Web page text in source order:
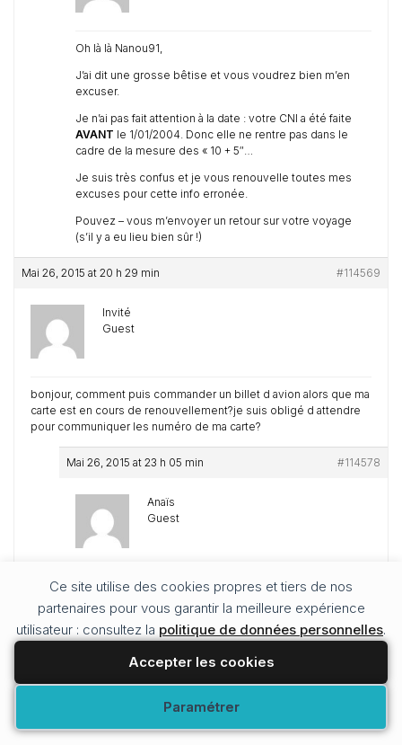
Ce site utilise des cookies propres et tiers de nos
partenaires pour vous garantir la meilleure expérience
utilisateur : consultez la politique de données personnelles.
Accepter les cookies
Paramétrer
Modifier vos préférences
Oh là là Nanou91,
J’ai dit une grosse bêtise et vous voudrez bien m’en
excuser.
Je n’ai pas fait attention à la date : votre CNI a été faite
AVANT le 1/01/2004. Donc elle ne rentre pas dans le
cadre de la mesure des « 10 + 5″…
Je suis très confus et je vous renouvelle toutes mes
excuses pour cette info erronée.
Pouvez – vous m’envoyer un retour sur votre voyage
(s’il y a eu lieu bien sûr !)
Mai 26, 2015 at 20 h 29 min #114569
Invité
Guest
bonjour, comment puis commander un billet d avion alors que ma
carte est en cours de renouvellement?je suis obligé d attendre
pour communiquer les numéro de ma carte?
Mai 26, 2015 at 23 h 05 min #114578
Anaïs
Guest
Bonjour,
En toute logique, vous n’avez pas besoin d’avoir votre
numéro de CNI lorsque vous réservé. Vous en aurez
besoin au moment de l’enregistrement des billets
Cordialement,